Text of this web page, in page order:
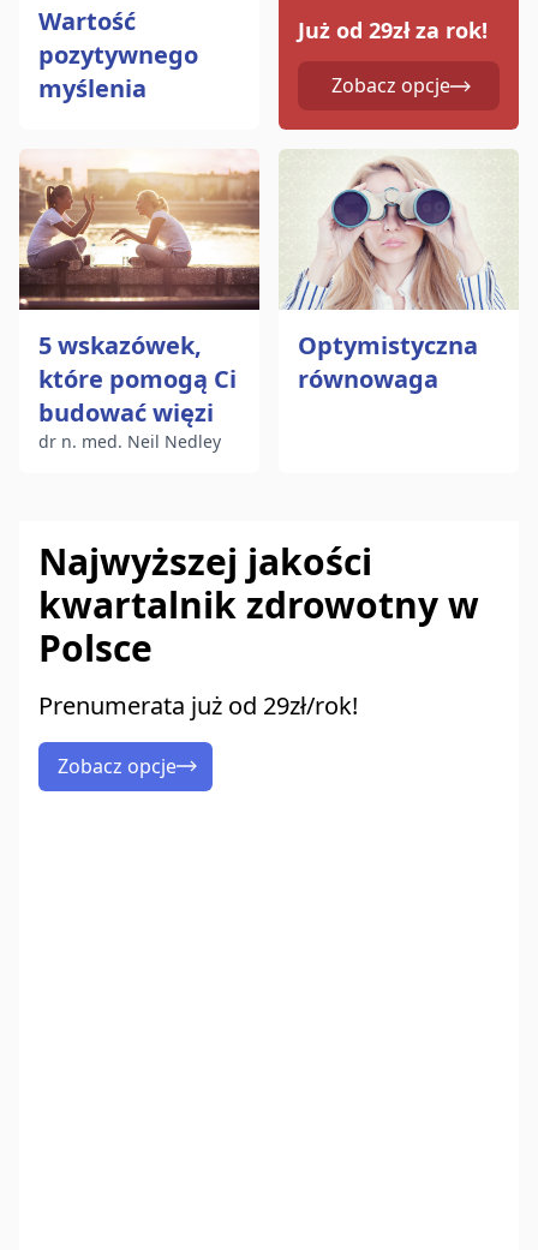
Wartość
pozytywnego
myślenia
Już od 29zł za rok!
Zobacz opcje
5 wskazówek,
które pomogą Ci
budować więzi
dr n. med. Neil Nedley
Optymistyczna
równowaga
Najwyższej jakości
kwartalnik zdrowotny w
Polsce
Prenumerata już od 29zł/rok!
Zobacz opcje